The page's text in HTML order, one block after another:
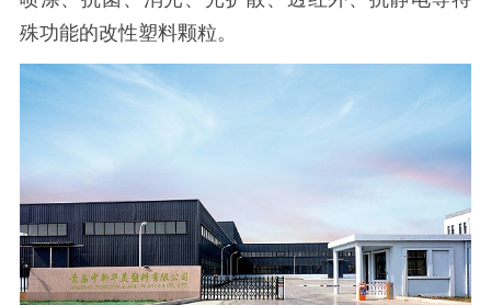
殊功能的改性塑料颗粒。